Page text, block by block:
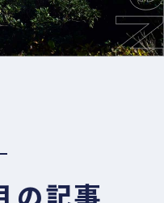
の記事